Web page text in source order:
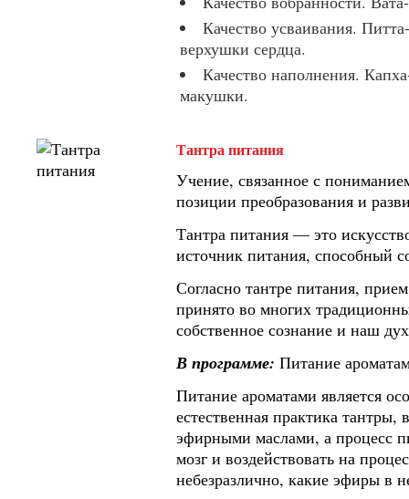
Качество усваивания.
верхушки сердца.
Качество наполнения.
макушки.
Тантра питания
Учение, связанное с
позиции преобразования и
Тантра питания — это
источник питания, способный
Согласно тантре питания,
принято во многих
собственное сознание и наш
В программе: Питание
Питание ароматами является
естественная практика
эфирными маслами, а процесс
мозг и воздействовать на
небезразлично, какие эфиры в